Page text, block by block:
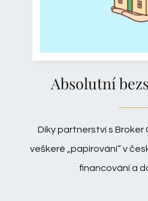
Absolutní
Díky partnerství s Broker
veškeré „papírování“ v
financování a